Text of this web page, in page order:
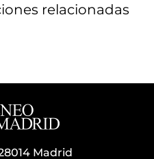
relacionadas
Madrid